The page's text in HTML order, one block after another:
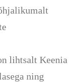
lihtsalt Keenia
ning